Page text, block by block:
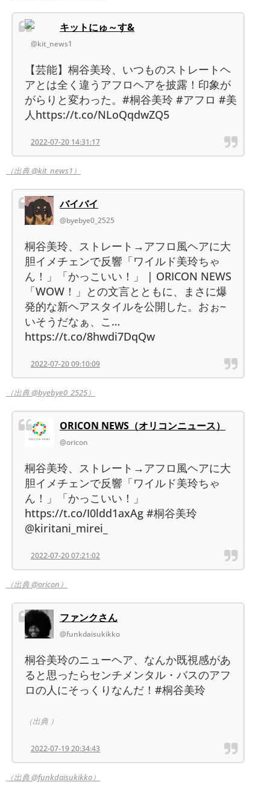
キットにゅ～す&
@kit_news1
【芸能】桐谷美玲、いつものストレートヘ
アとは全く違うアフロヘアを披露！印象が
がらりと変わった。#桐谷美玲 #アフロ #美
人https://t.co/NLoQqdwZQ5
2022-07-20 14:31:17
（出典 @kit_news1）
バイバイ
@byebye0_2525
桐谷美玲、ストレート→アフロ風ヘアに大
胆イメチェンで反響「ワイルド美玲ちゃ
ん！」「かっこいい！」 | ORICON NEWS
「WOW！」との文言とともに、まさに爆
発的な新ヘアスタイルを公開した。おぉ~
いそうだなぁ、こ…
https://t.co/8hwdi7DqQw
2022-07-20 09:10:09
（出典 @byebye0_2525）
ORICON NEWS（オリコンニュース）
@oricon
桐谷美玲、ストレート→アフロ風ヘアに大
胆イメチェンで反響「ワイルド美玲ちゃ
ん！」「かっこいい！」
https://t.co/I0ldd1axAg #桐谷美玲
@kiritani_mirei_
2022-07-20 07:21:02
（出典 @oricon）
ファンクさん
@funkdaisukikko
桐谷美玲のニューヘア、なんか既視感があ
ると思ったらセンチメンタル・バスのアフ
ロの人にそっくりなんだ！#桐谷美玲
（出典 ）
2022-07-19 20:34:43
（出典 @funkdaisukikko）